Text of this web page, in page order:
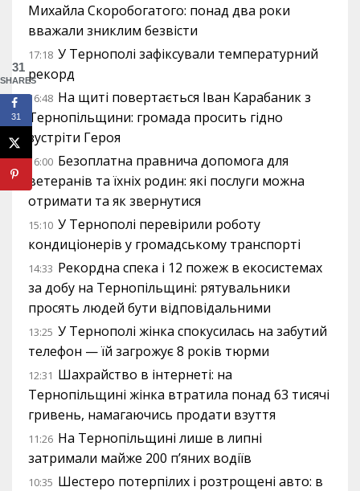
Михайла Скоробогатого: понад два роки
вважали зниклим безвісти
17:18 У Тернополі зафіксували температурний
рекорд
16:48 На щиті повертається Іван Карабаник з
Тернопільщини: громада просить гідно
зустріти Героя
16:00 Безоплатна правнича допомога для
ветеранів та їхніх родин: які послуги можна
отримати та як звернутися
15:10 У Тернополі перевірили роботу
кондиціонерів у громадському транспорті
14:33 Рекордна спека і 12 пожеж в екосистемах
за добу на Тернопільщині: рятувальники
просять людей бути відповідальними
13:25 У Тернополі жінка спокусилась на забутий
телефон — їй загрожує 8 років тюрми
12:31 Шахрайство в інтернеті: на
Тернопільщині жінка втратила понад 63 тисячі
гривень, намагаючись продати взуття
11:26 На Тернопільщині лише в липні
затримали майже 200 п’яних водіїв
10:35 Шестеро потерпілих і розтрощені авто: в
31
SHARES
31